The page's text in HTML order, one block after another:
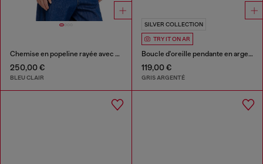
Chemise en popeline rayée avec patch brodé
250,00 €
BLEU CLAIR
SILVER COLLECTION
TRY IT ON AR
Boucle d'oreille pendante en argent sterling avec logo D
119,00 €
GRIS ARGENTÉ